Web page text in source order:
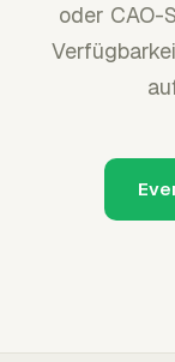
oder CAO-